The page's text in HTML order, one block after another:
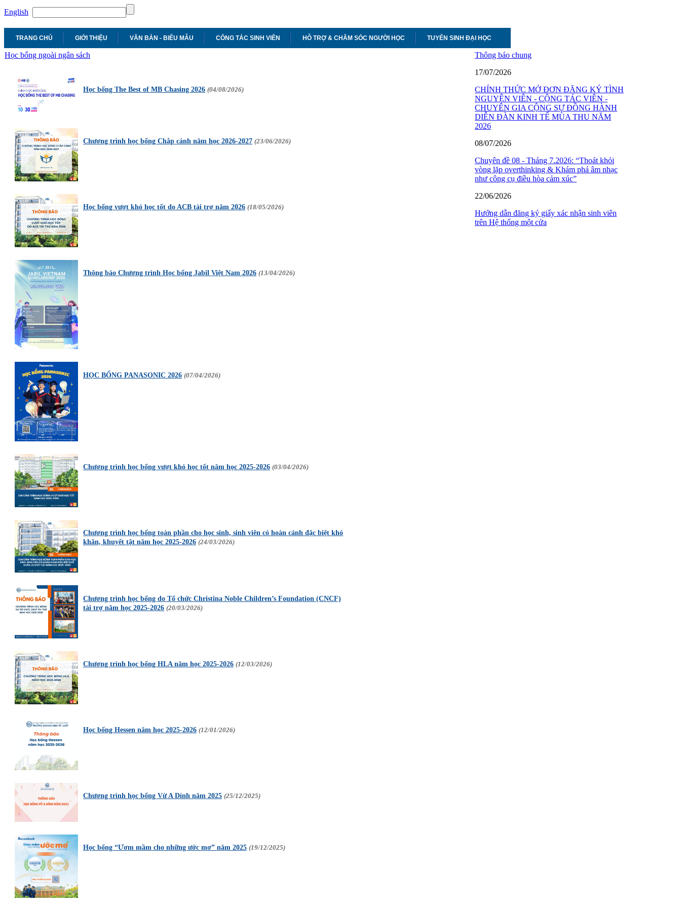
English
TRANG CHỦ GIỚI THIỆU VĂN BẢN - BIỂU MẪU CÔNG TÁC SINH VIÊN HỖ TRỢ & CHĂM SÓC NGƯỜI HỌC TUYỂN SINH ĐẠI HỌC
Học bổng ngoài ngân sách
Học bổng The Best of MB Chasing 2026 (04/08/2026)
Chương trình học bổng Chắp cánh năm học 2026-2027 (23/06/2026)
Học bổng vượt khó học tốt do ACB tài trợ năm 2026 (18/05/2026)
Thông báo Chương trình Học bổng Jabil Việt Nam 2026 (13/04/2026)
HỌC BỔNG PANASONIC 2026 (07/04/2026)
Chương trình học bổng vượt khó học tốt năm học 2025-2026 (03/04/2026)
Chương trình học bổng toàn phần cho học sinh, sinh viên có hoàn cảnh đặc biệt khó
khăn, khuyết tật năm học 2025-2026 (24/03/2026)
Chương trình học bổng do Tổ chức Christina Noble Children’s Foundation (CNCF)
tài trợ năm học 2025-2026 (20/03/2026)
Chương trình học bổng HLA năm học 2025-2026 (12/03/2026)
Học bổng Hessen năm học 2025-2026 (12/01/2026)
Chương trình học bổng Vừ A Dính năm 2025 (25/12/2025)
Học bổng “Ươm mầm cho những ước mơ” năm 2025 (19/12/2025)
Thông báo chung
17/07/2026
CHÍNH THỨC MỞ ĐƠN ĐĂNG KÝ TÌNH
NGUYỆN VIÊN - CỘNG TÁC VIÊN -
CHUYÊN GIA CỘNG SỰ ĐỒNG HÀNH
DIỄN ĐÀN KINH TẾ MÙA THU NĂM
2026
08/07/2026
Chuyên đề 08 - Tháng 7.2026: “Thoát khỏi
vòng lặp overthinking & Khám phá âm nhạc
như công cụ điều hòa cảm xúc”
22/06/2026
Hướng dẫn đăng ký giấy xác nhận sinh viên
trên Hệ thống một cửa